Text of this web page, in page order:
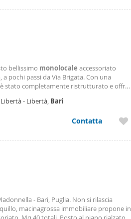
(campus, politecnico, lum), farmacie e
bellissimo monolocale accessoriato
pochi passi da Via Brigata. Con una
stato completamente ristrutturato e offre
- Libertà, Bari
Contatta
- Bari, Puglia. Non si rilascia
macinagrossa immobiliare propone in